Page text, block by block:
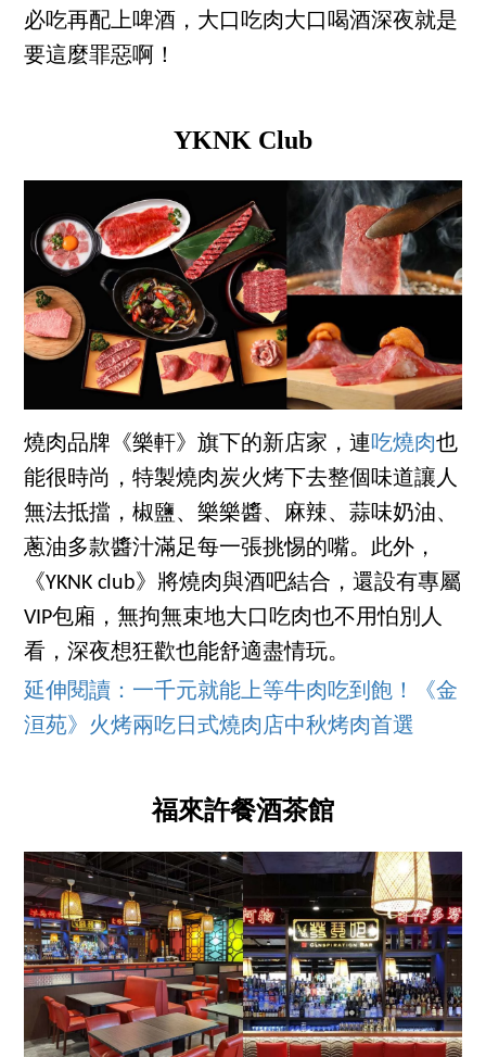
必吃再配上啤酒，大口吃肉大口喝酒深夜就是
要這麼罪惡啊！
YKNK Club
燒肉品牌《樂軒》旗下的新店家，連吃燒肉也
能很時尚，特製燒肉炭火烤下去整個味道讓人
無法抵擋，椒鹽、樂樂醬、麻辣、蒜味奶油、
蔥油多款醬汁滿足每一張挑惕的嘴。此外，
《YKNK club》將燒肉與酒吧結合，還設有專屬
VIP包廂，無拘無束地大口吃肉也不用怕別人
看，深夜想狂歡也能舒適盡情玩。
延伸閱讀：一千元就能上等牛肉吃到飽！《金
洹苑》火烤兩吃日式燒肉店中秋烤肉首選
福來許餐酒茶館